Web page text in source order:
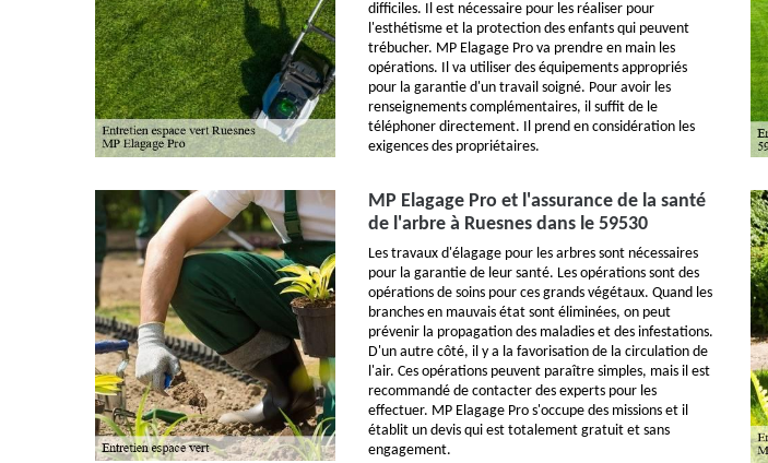
difficiles. Il est nécessaire pour les réaliser pour
l'esthétisme et la protection des enfants qui peuvent
trébucher. MP Elagage Pro va prendre en main les
opérations. Il va utiliser des équipements appropriés
pour la garantie d'un travail soigné. Pour avoir les
renseignements complémentaires, il suffit de le
téléphoner directement. Il prend en considération les
exigences des propriétaires.
MP Elagage Pro et l'assurance de la santé
de l'arbre à Ruesnes dans le 59530
Les travaux d'élagage pour les arbres sont nécessaires
pour la garantie de leur santé. Les opérations sont des
opérations de soins pour ces grands végétaux. Quand les
branches en mauvais état sont éliminées, on peut
prévenir la propagation des maladies et des infestations.
D'un autre côté, il y a la favorisation de la circulation de
l'air. Ces opérations peuvent paraître simples, mais il est
recommandé de contacter des experts pour les
effectuer. MP Elagage Pro s'occupe des missions et il
établit un devis qui est totalement gratuit et sans
engagement.